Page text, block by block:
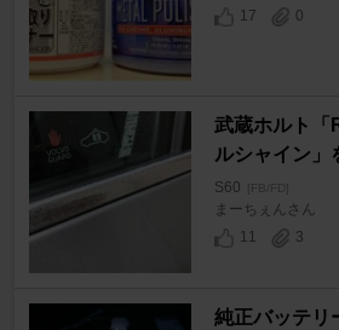
17
0
武蔵ホルト「
ルシャイン」
S60 [FB/FD]
まーちぇんさん
11
3
純正バッテリ